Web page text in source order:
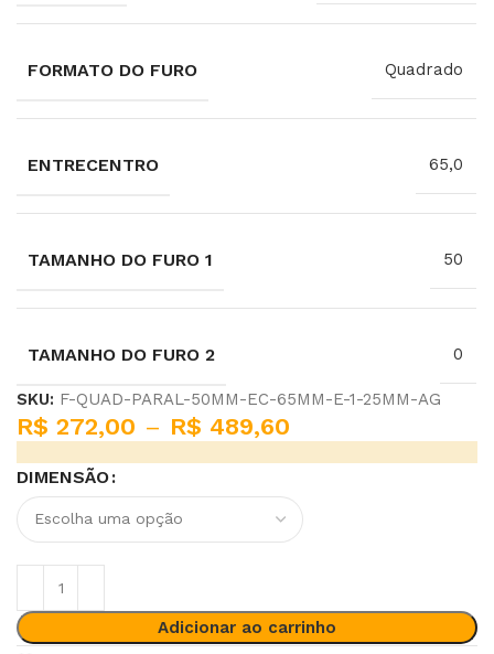
FORMATO DO FURO Quadrado
ENTRECENTRO 65,0
TAMANHO DO FURO 1 50
TAMANHO DO FURO 2 0
SKU: F-QUAD-PARAL-50MM-EC-65MM-E-1-25MM-AG
R$ 272,00 – R$ 489,60
DIMENSÃO
Adicionar ao carrinho